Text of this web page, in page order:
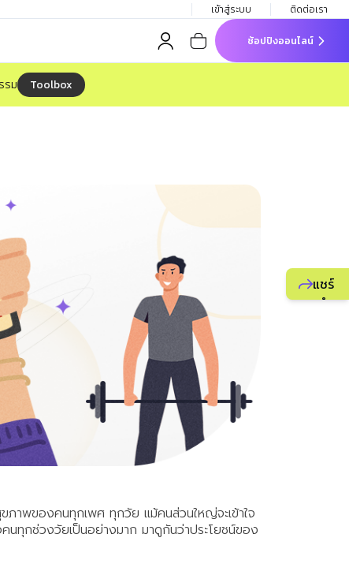
แชร์
แนะนำ
เข้าสู่ระบบ ติดต่อเรา
ช้อปปิงออนไลน์
รม Toolbox
ภาพของคนทุกเพศ ทุกวัย แม้คนส่วนใหญ่จะเข้าใจ
นทุกช่วงวัยเป็นอย่างมาก มาดูกันว่าประโยชน์ของ